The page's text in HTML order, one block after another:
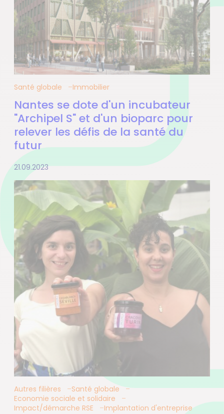
Santé globale Immobilier
Nantes se dote d'un incubateur
"Archipel S" et d'un bioparc pour
relever les défis de la santé du
futur
21.09.2023
Autres filières
Santé globale
Economie sociale et solidaire
Impact/démarche RSE
Implantation d'entreprise